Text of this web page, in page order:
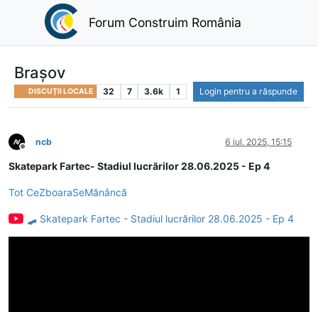
Forum Construim România
Brașov
DISCUȚII LOCALE 32 7 3.6k 1 Login pentru a răspunde
Deconectat
ncb 6 iul. 2025, 15:15
Skatepark Fartec- Stadiul lucrărilor 28.06.2025 - Ep 4
Tot CeZboaraSeMănâncă
🛹 Skatepark Fartec - Stadiul lucrărilor 28.06.2025 - Ep 4